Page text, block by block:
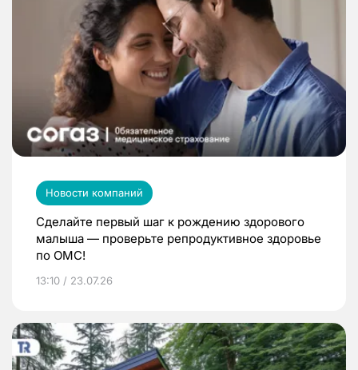
Новости компаний
Сделайте первый шаг к рождению здорового
малыша — проверьте репродуктивное здоровье
по ОМС!
13:10 / 23.07.26